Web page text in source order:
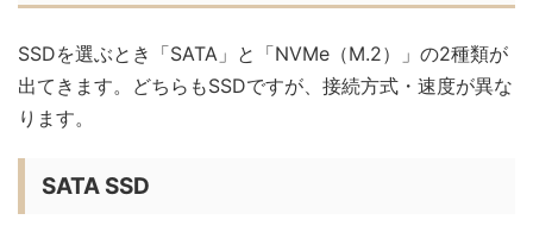
SSDを選ぶとき「SATA」と「NVMe（M.2）」の2種類が
出てきます。どちらもSSDですが、接続方式・速度が異な
ります。
SATA SSD